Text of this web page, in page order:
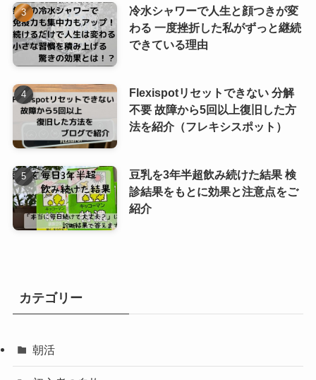
冷水シャワーで人生と顔つきが変
わる 一度挫折した私がずっと継続
できている理由
Flexispotリセットできない 分解
不要 故障から5回以上復旧した方
法を紹介（フレキシスポット）
豆乳を3年半超飲み続けた結果 検
診結果をもとに効果と注意点をご
紹介
カテゴリー
朝活